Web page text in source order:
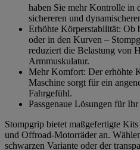
haben Sie mehr Kontrolle in
sichereren und
Erhöhte Körperstabilität: Ob
oder in den Kurven –
reduziert die Belastung von
Armmuskulatur.
Mehr Komfort: Der erhöhte
Maschine sorgt für ein
Fahrgefühl.
Passgenaue Lösungen für
Stompgrip bietet maßgefertigte
und Offroad-Motorräder an.
schwarzen Variante oder der